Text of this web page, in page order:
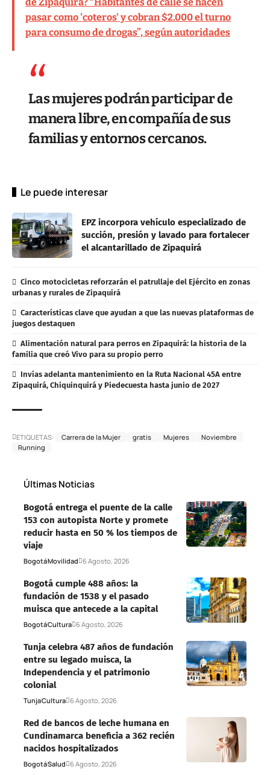
pasar como 'coteros' y cobran $2.000 el turno
para consumo de drogas”, según autoridades
Las mujeres podrán participar de
manera libre, en compañía de sus
familias y entornos cercanos.
Le puede interesar
EPZ incorpora vehículo especializado de
succión, presión y lavado para fortalecer
el alcantarillado de Zipaquirá
Cinco motocicletas reforzarán el patrullaje del Ejército en zonas
urbanas y rurales de Zipaquirá
Características clave que ayudan a que las nuevas plataformas de
juegos destaquen
Alimentación natural para perros en Zipaquirá: la historia de la
familia que creó Vivo para su propio perro
Invías adelanta mantenimiento en la Ruta Nacional 45A entre
Zipaquirá, Chiquinquirá y Piedecuesta hasta junio de 2027
ETIQUETAS: Carrera de la Mujer gratis Mujeres
Noviembre
Running
Últimas Noticias
Bogotá entrega el puente de la calle
153 con autopista Norte y promete
reducir hasta en 50 % los tiempos de
viaje
BogotáMovilidad 6 Agosto, 2026
Bogotá cumple 488 años: la
fundación de 1538 y el pasado
muisca que antecede a la capital
BogotáCultura 6 Agosto, 2026
Tunja celebra 487 años de fundación
entre su legado muisca, la
Independencia y el patrimonio
colonial
TunjaCultura 6 Agosto, 2026
Red de bancos de leche humana en
Cundinamarca beneficia a 362 recién
nacidos hospitalizados
BogotáSalud 6 Agosto, 2026